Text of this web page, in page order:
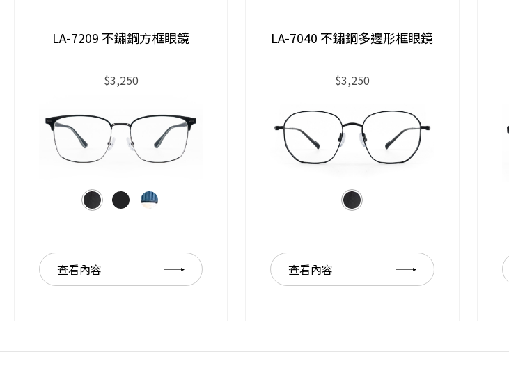
LA-7209 不鏽鋼方框眼鏡
$3,250
查看內容
LA-7040 不鏽鋼多邊形框眼鏡
$3,250
查看內容